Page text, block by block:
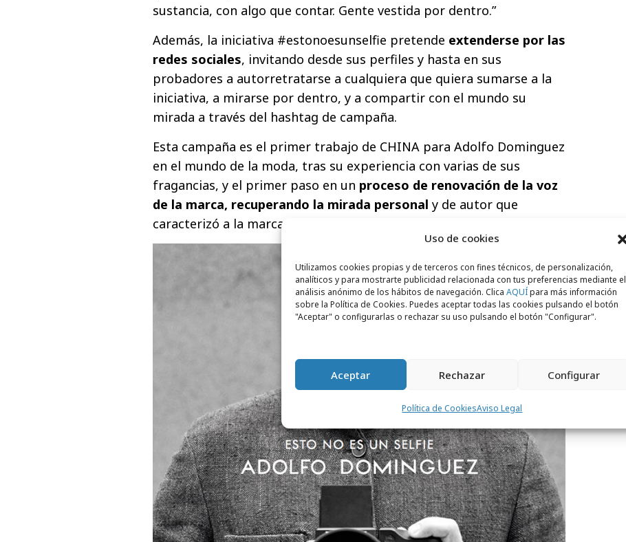
Uso de cookies
Utilizamos cookies propias y de terceros con fines técnicos, de personalización,
analíticos y para mostrarte publicidad relacionada con tus preferencias mediante el
análisis anónimo de los hábitos de navegación. Clica AQUÍpara más información
sobre la Política de Cookies. Puedes aceptar todas las cookies pulsando el botón
"Aceptar" o configurarlas o rechazar su uso pulsando el botón "Configurar".
Aceptar Rechazar Configurar
Política de CookiesAviso Legal
sustancia, con algo que contar. Gente vestida por dentro.”
Además, la iniciativa #estonoesunselfie pretende extenderse por las
redes sociales, invitando desde sus perfiles y hasta en sus
probadores a autorretratarse a cualquiera que quiera sumarse a la
iniciativa, a mirarse por dentro, y a compartir con el mundo su
mirada a través del hashtag de campaña.
Esta campaña es el primer trabajo de CHINA para Adolfo Dominguez
en el mundo de la moda, tras su experiencia con varias de sus
fragancias, y el primer paso en un proceso de renovación de la voz
de la marca, recuperando la mirada personal y de autor que
caracterizó a la marca en sus inicios.